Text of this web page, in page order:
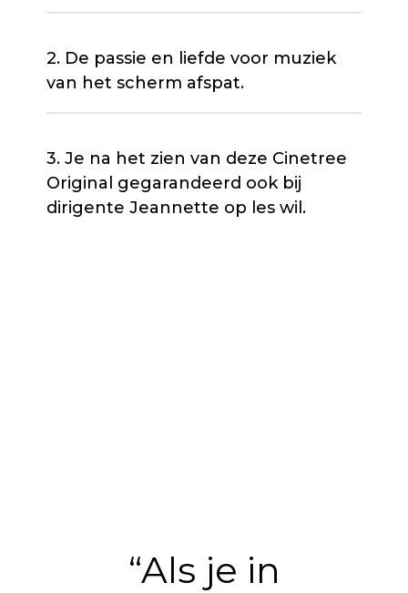
2. De passie en liefde voor muziek
van het scherm afspat.
3. Je na het zien van deze Cinetree
Original gegarandeerd ook bij
dirigente Jeannette op les wil.
“Als je in